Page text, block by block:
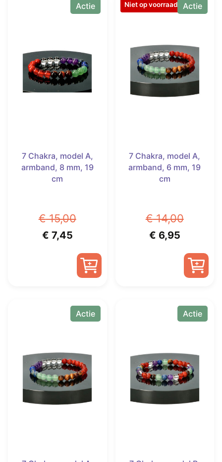
Actie
7 Chakra, model A,
armband, 8 mm, 19
cm
€15,00
Oorspronkelijke
€ 7,45Huidige
prijs
is:
Actie
Niet op voorraad
7 Chakra, model A,
armband, 6 mm, 19
cm
€14,00
€ 6,95Huidige
prijs
is:
Actie Actie